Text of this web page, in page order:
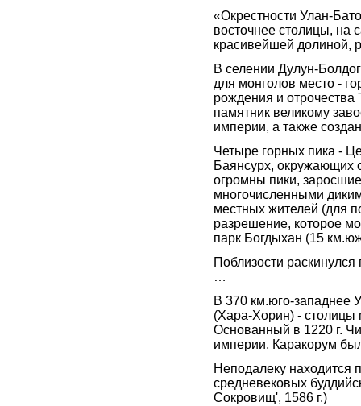
«Окрестности Улан-
восточнее столицы, на
красивейшей долиной,
В селении Дулун-
для монголов место -
рождения и отрочества
памятник великому
империи, а также
Четыре горных пика -
Баянсурх, окружающих
огромны пики,
многочисленными
местных жителей (для
разрешение, которое
парк Богдыхан (15
Поблизости
…
В 370 км.юго-западнее
(Хара-Хорин) - столицы
Основанный в 1220 г.
империи, Каракорум
Неподалеку находится
средневековых
Сокровищ', 1586 г.)